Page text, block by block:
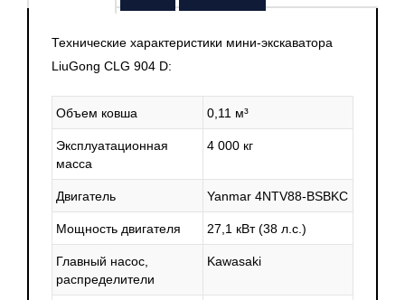
Технические характеристики мини-экскаватора
LiuGong CLG 904 D:
Объем ковша 0,11 м³
Эксплуатационная
масса
4 000 кг
Двигатель Yanmar 4NTV88-BSBKC
Мощность двигателя 27,1 кВт (38 л.с.)
Главный насос,
распределители
Kawasaki